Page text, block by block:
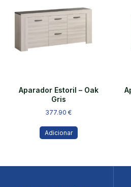
Aparador Estoril – Oak
Gris
377.90€
Adicionar